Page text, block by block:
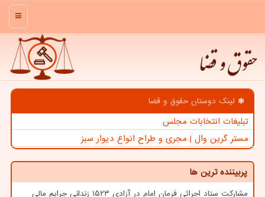
منو
حقوق و قضا
لینک دوستان حقوق و قضا
تبلیغات انتخابات مجلس
مستر گرین وال | مجری و طراح انواع دیوار سبز
پربیننده ترین ها
مشارکت ستاد اجرائی فرمان امام در آزادی ۱۵۲۳ زندانی جرایم مالی